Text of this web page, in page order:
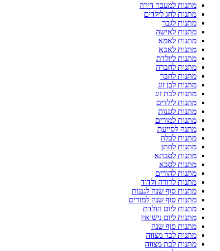
מתנות למעבר דירה
מתנות לחג לילדים
מתנות לגבר
מתנות לאישה
מתנות לאמא
מתנות לאבא
מתנות ליולדת
מתנות לחברה
מתנות לחבר
מתנות לבן זוג
מתנות לבת זוג
מתנות לילדים
מתנות לגננות
מתנות למורים
מתנה לסייעת
מתנות לכלה
מתנות לחתן
מתנות לסבתא
מתנות לסבא
מתנות להורים
מתנות לדודה ולדוד
מתנות סוף שנה לגננות
מתנות סוף שנה למורים
מתנות ליום הולדת
מתנות ליום נישואין
מתנות סוף שנה
מתנות לבר מצווה
מתנות לבת מצווה